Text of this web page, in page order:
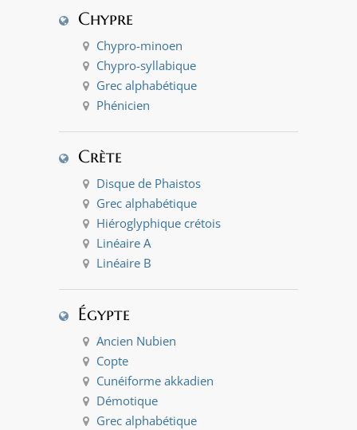
Chypre
Chypro-minoen
Chypro-syllabique
Grec alphabétique
Phénicien
Crète
Disque de Phaistos
Grec alphabétique
Hiéroglyphique crétois
Linéaire A
Linéaire B
Égypte
Ancien Nubien
Copte
Cunéiforme akkadien
Démotique
Grec alphabétique